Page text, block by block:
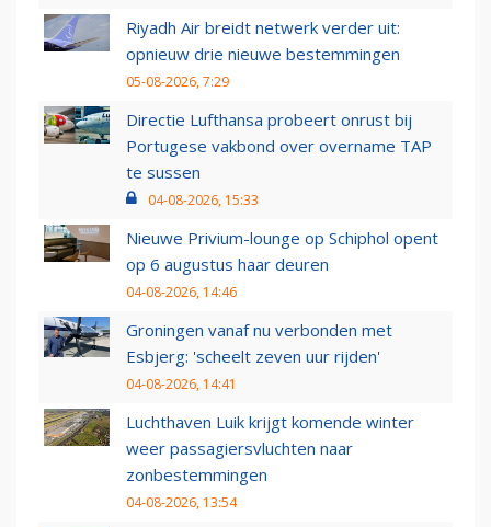
Riyadh Air breidt netwerk verder uit:
opnieuw drie nieuwe bestemmingen
05-08-2026, 7:29
Directie Lufthansa probeert onrust bij
Portugese vakbond over overname TAP
te sussen
04-08-2026, 15:33
Nieuwe Privium-lounge op Schiphol opent
op 6 augustus haar deuren
04-08-2026, 14:46
Groningen vanaf nu verbonden met
Esbjerg: 'scheelt zeven uur rijden'
04-08-2026, 14:41
Luchthaven Luik krijgt komende winter
weer passagiersvluchten naar
zonbestemmingen
04-08-2026, 13:54